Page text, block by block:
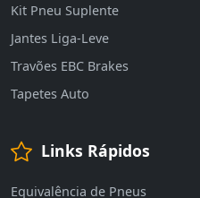
Kit Pneu Suplente
Jantes Liga-Leve
Travões EBC Brakes
Tapetes Auto
Links Rápidos
Equivalência de Pneus